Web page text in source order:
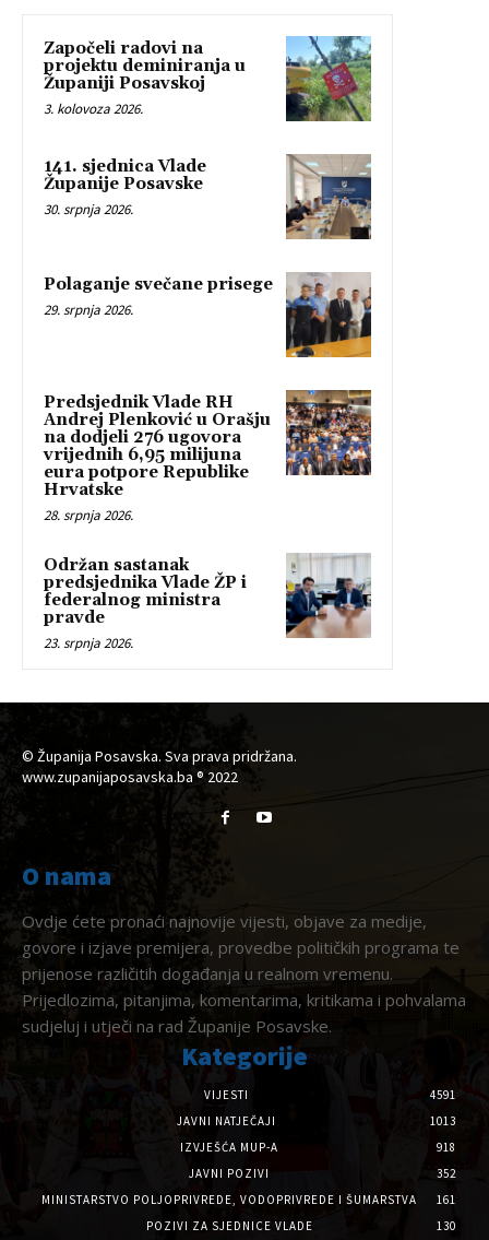
Započeli radovi na
projektu deminiranja u
Županiji Posavskoj
3. kolovoza 2026.
141. sjednica Vlade
Županije Posavske
30. srpnja 2026.
Polaganje svečane prisege
29. srpnja 2026.
Predsjednik Vlade RH
Andrej Plenković u Orašju
na dodjeli 276 ugovora
vrijednih 6,95 milijuna
eura potpore Republike
Hrvatske
28. srpnja 2026.
Održan sastanak
predsjednika Vlade ŽP i
federalnog ministra
pravde
23. srpnja 2026.
© Županija Posavska. Sva prava pridržana.
www.zupanijaposavska.ba ® 2022
O nama
Ovdje ćete pronaći najnovije vijesti, objave za medije,
govore i izjave premijera, provedbe političkih programa te
prijenose različitih događanja u realnom vremenu.
Prijedlozima, pitanjima, komentarima, kritikama i pohvalama
sudjeluj i utječi na rad Županije Posavske.
Kategorije
VIJESTI
4591
JAVNI NATJEČAJI
1013
IZVJEŠĆA MUP-A
918
JAVNI POZIVI
352
MINISTARSTVO POLJOPRIVREDE, VODOPRIVREDE I ŠUMARSTVA
161
POZIVI ZA SJEDNICE VLADE
130